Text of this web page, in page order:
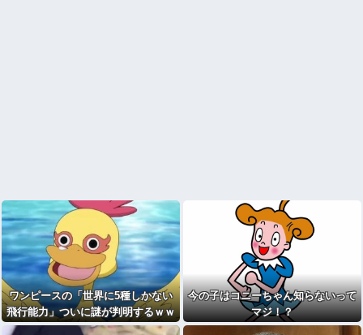
ワンピースの「世界に5種しかない
飛行能力」ついに謎が判明するｗｗ
ｗｗ
今の子はコニーちゃん知らないって
マジ！？